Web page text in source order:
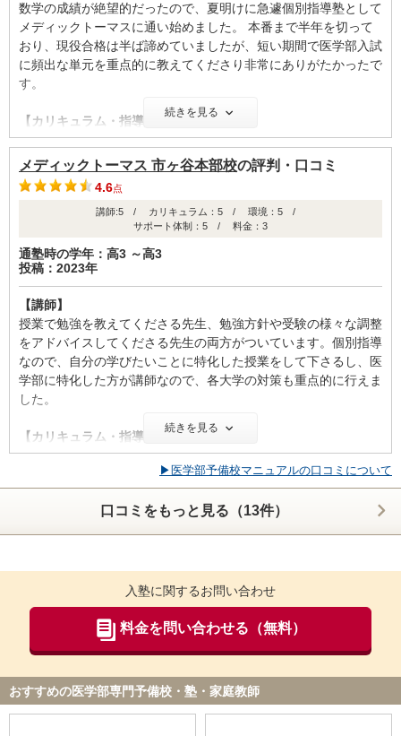
数学の成績が絶望的だったので、夏明けに急遽個別指導塾として
メディックトーマスに通い始めました。 本番まで半年を切って
おり、現役合格は半ば諦めていましたが、短い期間で医学部入試
に頻出な単元を重点的に教えてくださり非常にありがたかったで
す。
【カリキュラム・指導方針・授業内容】
受講している科目以外でも、ティーチングアシスタントに質問を
したり単発で授業を受けることができたためとてもありがたかっ
たです。特に小論文や英作文はコンスタントに必要なわけではな
かったので、単発でとる事がだきて助かりました。
【校舎内外の環境について（自習室、交通の便、治安、立地な
ど） 】
自習室が静かで机も広く、生徒数に対しての数が多いのでほぼ毎
日使うことが出来て勉強の習慣を作るのに非常に役立ちました。
また、駅から近いので夜遅くまでいても安心でしたし、すぐ近く
にコンビニや飲食店が多いので朝から晩まで勉強できました。
【サポート体制】
面談で自分に必要な勉強法を教えてくれたりする他、志望理由書
や小論文を添削してくれたり、面接対策をしていただけたのがと
ても役立ちました。特に、1次試験突破者だけで行われる模擬集
団面接やMMIは本番そっくりで、このためだけに入塾しても良い
他の塾の料金を知らないので比較することはできませんが、妥当
なのではないかなと思います。現役合格出来たので個人的には満
【良かった点（改善してほしい点） 】
個別指導という形式が、苦手科目を伸ばすのに非常に適していた
ので最後の追い込みが間に合い良かったなと思っています。ま
た、志望理由書の添削や個別の面接対策なども大手の集団塾では
と思います。
続きを見る
メディックトーマス 市ヶ谷本部校の評判・口コミ
4.6点
講師:5 / カリキュラム：5 / 環境：5 /
サポート体制：5 / 料金：3
通塾時の学年：高3 ～高3
投稿：2023年
【講師】
授業で勉強を教えてくださる先生、勉強方針や受験の様々な調整
をアドバイスしてくださる先生の両方がついています。個別指導
なので、自分の学びたいことに特化した授業をして下さるし、医
学部に特化した方が講師なので、各大学の対策も重点的に行えま
した。
【カリキュラム・指導方針・授業内容】
基本的には自分のやりたいようなカリキュラム設定が可能です。
週に何コマ、1日に何コマといったことも設定できます。その
際、教務の先生と相談して決めることができます。また、TAと
いう現役医学生の先生の授業も受けることがかのうです。
ど） 】
駅の目の前の立地なので、通塾時間がそこまでかからず便利で
す。授業は個別ブースなので、人の目を気にせず集中できます
し、自習室も揃っています。自習室はひとりひとりのスペースが
十分にあり、そこまで混み合ってることもないです。
【サポート体制】
個別指導なので、必然とひとりひとりに熱心なサポートをして下
さいます。塾のことのみならず、学校の成績などを相談したりす
続きを見る
▶医学部予備校マニュアルの口コミについて
口コミをもっと見る（13件）
入塾に関するお問い合わせ
料金を問い合わせる（無料）
おすすめの医学部専門予備校・塾・家庭教師